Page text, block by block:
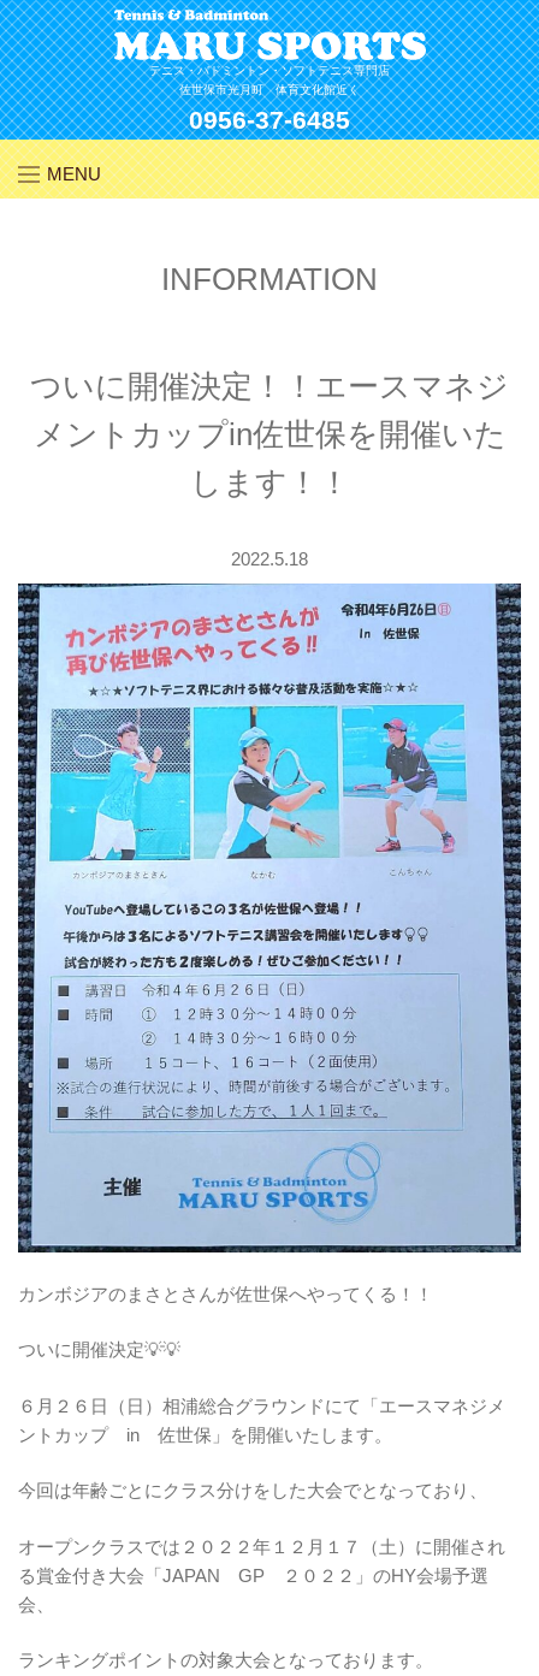
Skip
to
content
テニス・バドミントン・ソフトテニス専門店
佐世保市光月町 体育文化館近く
0956-37-6485
MENU
INFORMATION
ついに開催決定！！エースマネジ
メントカップin佐世保を開催いた
します！！
2022.5.18
カンボジアのまさとさんが佐世保へやってくる！！
ついに開催決定💡💡
６月２６日（日）相浦総合グラウンドにて「エースマネジメ
ントカップ in 佐世保」を開催いたします。
今回は年齢ごとにクラス分けをした大会でとなっており、
オープンクラスでは２０２２年１２月１７（土）に開催され
る賞金付き大会「JAPAN GP ２０２２」のHY会場予選
会、
ランキングポイントの対象大会となっております。